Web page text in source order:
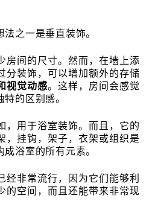
之一是垂直装饰。
房间的尺寸。然而，在墙上添
分装饰，可以增加额外的存储
视觉动感。这样，房间会感觉
的区别感。
，用于浴室装饰。而且，它的
，挂钩，架子，衣架或组织是
浴室的所有元素。
经非常流行，因为它们能够利
的空间，而且还能带来非常现